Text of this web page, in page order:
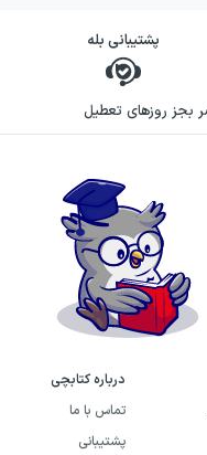
پشتیبانی بله
درباره کتابچی
تماس با ما
پشتیبانی